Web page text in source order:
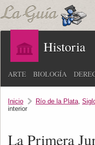
Historia
ARTE BIOLOGÍA
Inicio Río de la Plata,
interior
La Primera